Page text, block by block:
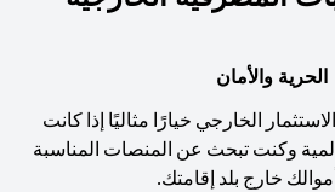
الحرية والأمان
الخارجي خيارًا مثاليًا إذا كانت
وكنت تبحث عن المنصات المناسبة
خارج بلد إقامتك.